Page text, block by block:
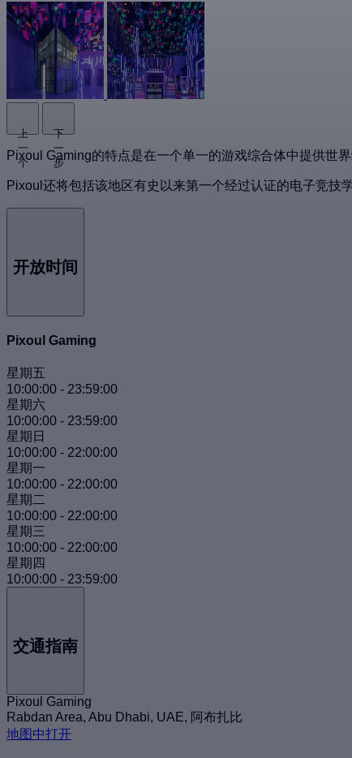
上
一
个
下
一
步
Pixoul Gaming的特点是在一个单一的游戏综合体中提供世
Pixoul还将包括该地区有史以来第一个经过认证的电子竞技
开放时间
Pixoul Gaming
星期五
10:00:00 - 23:59:00
星期六
10:00:00 - 23:59:00
星期日
10:00:00 - 22:00:00
星期一
10:00:00 - 22:00:00
星期二
10:00:00 - 22:00:00
星期三
10:00:00 - 22:00:00
星期四
10:00:00 - 23:59:00
交通指南
Pixoul Gaming
Rabdan Area, Abu Dhabi, UAE, 阿布扎比
地图中打开